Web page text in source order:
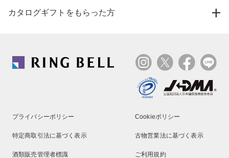
カタログギフトをもらった方
プライバシーポリシー Cookieポリシー
特定商取引法に基づく表示 古物営業法に基づく表示
酒類販売管理者標識 ご利用規約